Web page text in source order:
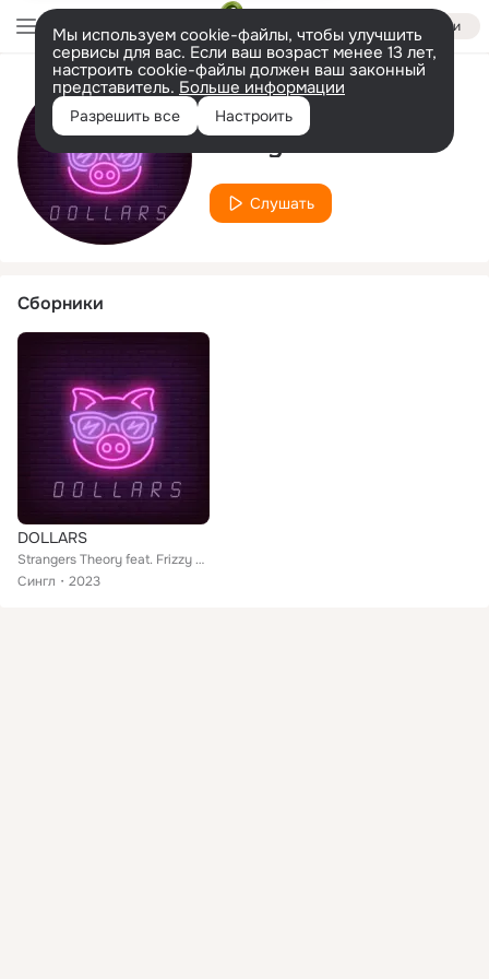
Войти
Мы используем cookie-файлы, чтобы улучшить
сервисы для вас. Если ваш возраст менее 13 лет,
настроить cookie-файлы должен ваш законный
представитель. Больше информации
Разрешить все Настроить
Исполнитель
Frizzy Crown
Слушать
Сборники
DOLLARS
Strangers Theory feat. Frizzy Crown
Сингл
2023